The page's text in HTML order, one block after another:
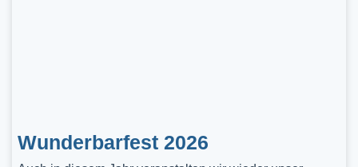
Wunderbarfest 2026